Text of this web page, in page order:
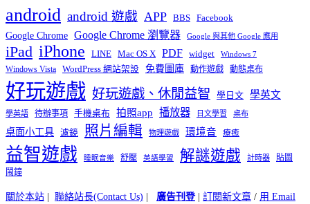
android android 遊戲 APP BBS Facebook
Google Chrome Google Chrome 瀏覽器 Google 與其他 Google 應用
iPad iPhone LINE Mac OS X PDF widget Windows 7
Windows Vista WordPress 網站架設 免費圖庫 動作遊戲 動態桌布
好玩遊戲 好玩遊戲、休閒益智 學日文 學英文
學英語 待辦事項 手機桌布 拍照app 播放器 日文學習 桌布
桌面小工具 濾鏡 照片編輯 物理遊戲 環境音 療癒
益智遊戲 睡眠音樂 舒壓 英語學習 解謎遊戲 計時器
貼圖
鬧鐘
關於本站 聯絡站長(Contact Us) 廣告刊登| 訂閱新文章 / 用 Email